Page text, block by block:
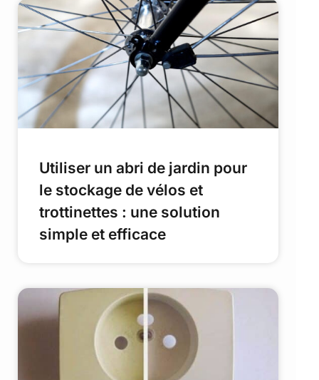
Utiliser un abri de jardin pour
le stockage de vélos et
trottinettes : une solution
simple et efficace